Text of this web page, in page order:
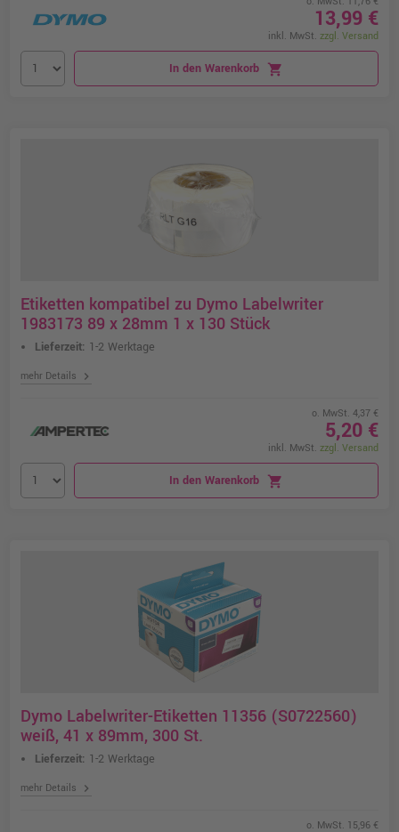
13,99 €
inkl. MwSt. zzgl. Versand
In den Warenkorb shopping_cart
Etiketten kompatibel zu Dymo Labelwriter
1983173 89 x 28mm 1 x 130 Stück
Lieferzeit: 1-2 Werktage
mehr Details chevron_right
o. MwSt. 4,37 €
5,20 €
inkl. MwSt. zzgl. Versand
In den Warenkorb shopping_cart
Dymo Labelwriter-Etiketten 11356 (S0722560)
weiß, 41 x 89mm, 300 St.
Lieferzeit: 1-2 Werktage
mehr Details chevron_right
o. MwSt. 15,96 €